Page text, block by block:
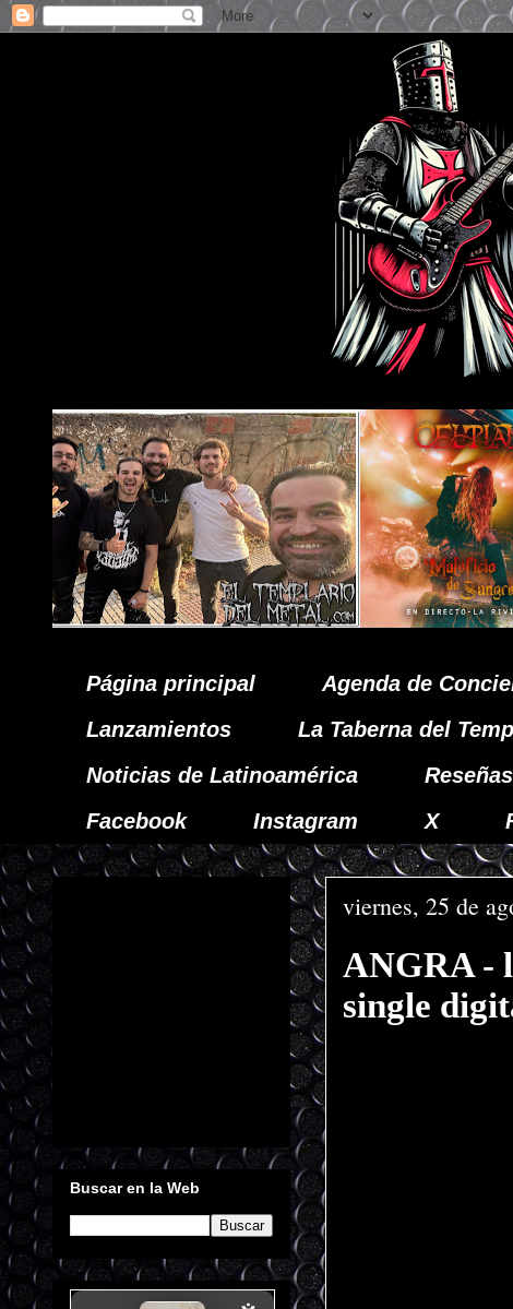
Página principal Agenda de
Lanzamientos
La Taberna del
Noticias de Latinoamérica
Reseñas
Facebook
Instagram X
viernes, 25 de
ANGRA -
single
Buscar en la Web